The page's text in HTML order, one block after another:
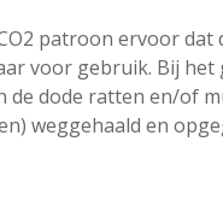
patroon ervoor
voor gebruik. Bij
dode ratten en/of
weggehaald en